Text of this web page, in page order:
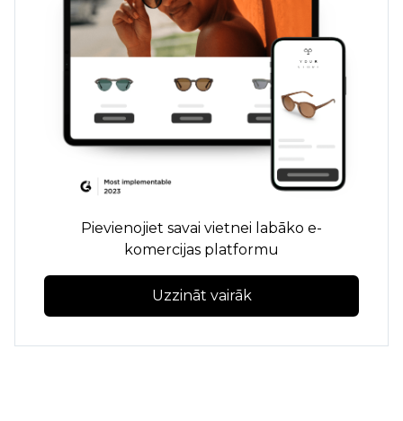
Pievienojiet savai vietnei labāko e-
komercijas platformu
Uzzināt vairāk